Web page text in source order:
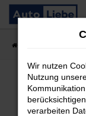
Zum
Hauptinhalt
Fehler:
Wir nutzen
Nutzung
verarbeiten